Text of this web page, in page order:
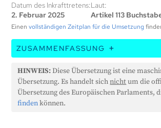
Datum des Inkrafttretens:
2. Februar 2025
Laut:
Artikel 113
Einenvollständigen Zeitplan für die Umsetzung
ZUSAMMENFASSUNG
In diesem Artikel heißt es, dass
KI-Systeme entwickeln und einsetzen,
müssen, dass ihre Mitarbeiter und alle
Personen, die diese Systeme in ihrem
HINWEIS:Diese Übersetzung ist eine
Übersetzung. Es handelt sichnichtum die
Übersetzung des Europäischen Parlaments,
findenkönnen.